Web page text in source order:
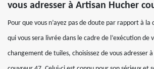
vous adresser à Artisan Hucher
Pour que vous n’ayez pas de doute par rapport à
qui vous sera livrée dans le cadre de l’exécution de
changement de tuiles, choisissez de vous adresser